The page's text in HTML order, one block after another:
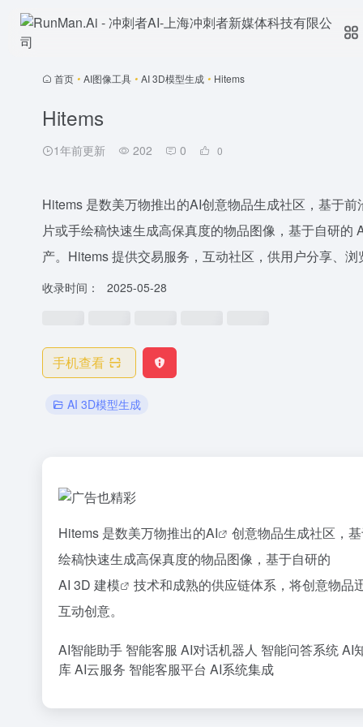
首页 • AI图像工具 • AI 3D模型生成 • Hitems
Hitems
1年前更新 202 0 0
Hitems 是数美万物推出的AI创意物品生成社区，基于
片或手绘稿快速生成高保真度的物品图像，基于自研
产。Hitems 提供交易服务，互动社区，供用户分享、
收录时间： 2025-05-28
手机查看
AI 3D模型生成
Hitems 是数美万物推出的AI
创意物品生成社区，
绘稿快速生成高保真度的物品图像，基于自研的
AI 3D 建模
技术和成熟的供应链体系，将创意物品
互动创意。
AI智能助手 智能客服 AI对话机器人 智能问答系统AI
库AI云服务 智能客服平台 AI系统集成